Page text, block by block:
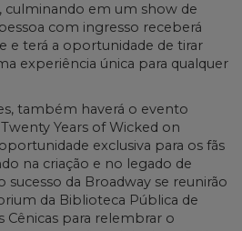
culminando em um show de
com ingresso receberá
e terá a oportunidade de tirar
experiência única para qualquer
também haverá o evento
Years of Wicked on
exclusiva para os fãs
na criação e no legado de
sucesso da Broadway se reunirão
da Biblioteca Pública de
Cênicas para relembrar o